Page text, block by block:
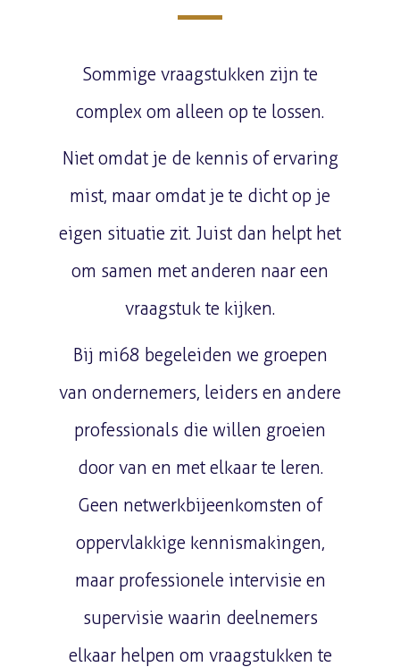
Sommige vraagstukken zijn te
complex om alleen op te lossen.
Niet omdat je de kennis of ervaring
mist, maar omdat je te dicht op je
eigen situatie zit. Juist dan helpt het
om samen met anderen naar een
vraagstuk te kijken.
Bij mi68 begeleiden we groepen
van ondernemers, leiders en andere
professionals die willen groeien
door van en met elkaar te leren.
Geen netwerkbijeenkomsten of
oppervlakkige kennismakingen,
maar professionele intervisie en
supervisie waarin deelnemers
elkaar helpen om vraagstukken te